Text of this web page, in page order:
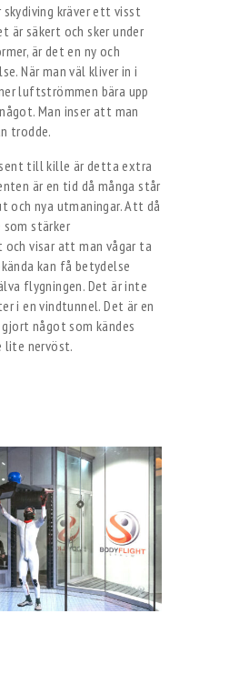
kräver ett visst
är säkert och sker under
är det en ny och
När man väl kliver in i
luftströmmen bära upp
Man inser att man
trodde.
till kille är detta extra
är en tid då många står
och nya utmaningar. Att då
som stärker
visar att man vågar ta
kan få betydelse
flygningen. Det är inte
i en vindtunnel. Det är en
något som kändes
lite nervöst.